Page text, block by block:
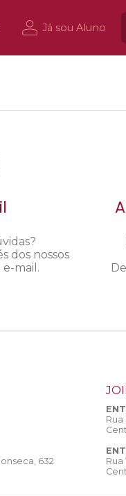
Já sou Aluno
dos nossos
mail.
632
Rua